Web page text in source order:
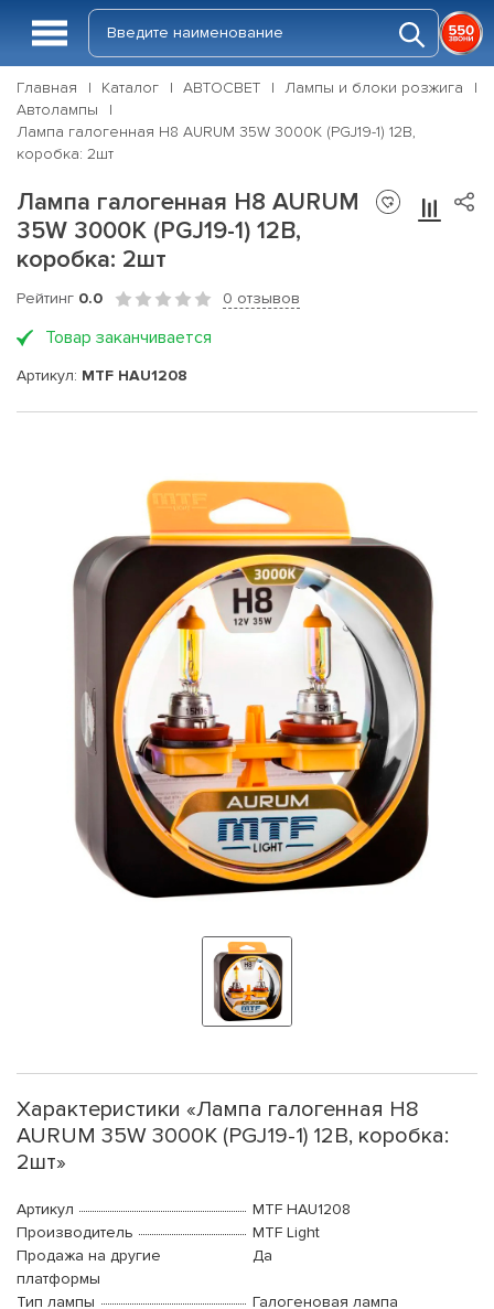
Главная Каталог АВТОСВЕТ
Лампы и блоки розжига
Автолампы
Лампа галогенная H8 AURUM 35W 3000К (PGJ19-1) 12В,
коробка: 2шт
Лампа галогенная H8 AURUM
35W 3000К (PGJ19-1) 12В,
коробка: 2шт
Рейтинг 0.0 0 отзывов
Товар заканчивается
Артикул: MTF HAU1208
Характеристики «Лампа галогенная H8
AURUM 35W 3000К (PGJ19-1) 12В, коробка:
2шт»
Артикул
MTF HAU1208
Производитель
MTF Light
Продажа на другие
платформы
Да
Тип лампы
Галогеновая лампа